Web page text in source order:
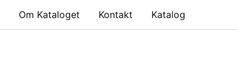
Om Kataloget Kontakt Katalog